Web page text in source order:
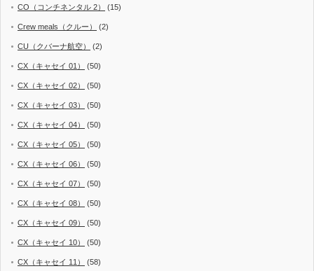
CO（コンチネンタル 2） (15)
Crew meals（クルー） (2)
CU（クバーナ航空） (2)
CX（キャセイ 01） (50)
CX（キャセイ 02） (50)
CX（キャセイ 03） (50)
CX（キャセイ 04） (50)
CX（キャセイ 05） (50)
CX（キャセイ 06） (50)
CX（キャセイ 07） (50)
CX（キャセイ 08） (50)
CX（キャセイ 09） (50)
CX（キャセイ 10） (50)
CX（キャセイ 11） (58)